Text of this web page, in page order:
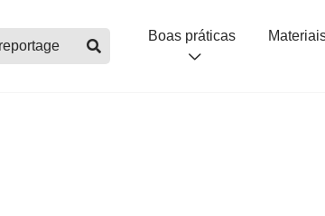
Boas práticas